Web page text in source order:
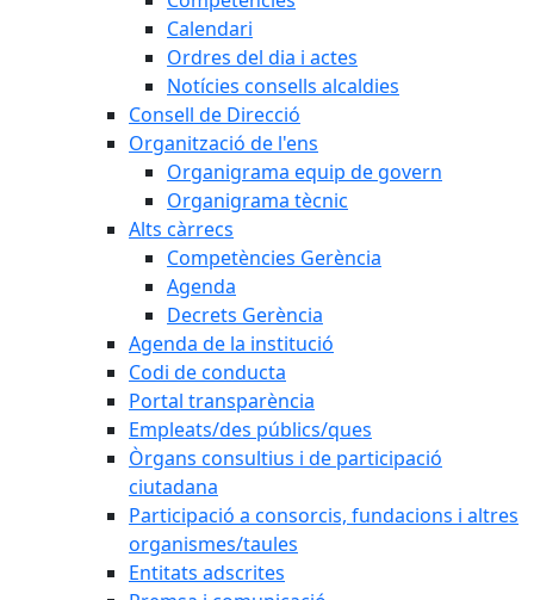
Calendari
Ordres del dia i actes
Notícies consells alcaldies
Consell de Direcció
Organització de l'ens
Organigrama equip de govern
Organigrama tècnic
Alts càrrecs
Competències Gerència
Agenda
Decrets Gerència
Agenda de la institució
Codi de conducta
Portal transparència
Empleats/des públics/ques
Òrgans consultius i de participació
ciutadana
Participació a consorcis, fundacions i altres
organismes/taules
Entitats adscrites